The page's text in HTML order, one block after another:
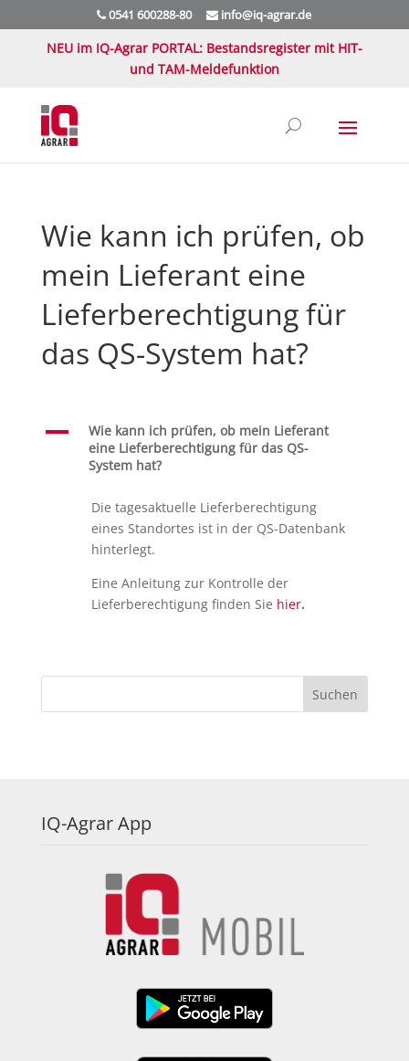
0541 600288-80 info@iq-agrar.de
NEU im IQ-Agrar PORTAL: Bestandsregister mit HIT-
und TAM-Meldefunktion
Wie kann ich prüfen, ob
mein Lieferant eine
Lieferberechtigung für
das QS-System hat?
A
Wie kann ich prüfen, ob mein Lieferant
eine Lieferberechtigung für das QS-
System hat?
Die tagesaktuelle Lieferberechtigung
eines Standortes ist in der QS-Datenbank
hinterlegt.
Eine Anleitung zur Kontrolle der
Lieferberechtigung finden Sie hier.
IQ-Agrar App